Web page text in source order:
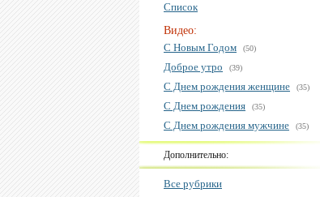
Список
Видео:
С Новым Годом
(50)
Доброе утро (39)
С Днем рождения женщине (35)
С Днем рождения (35)
С Днем рождения мужчине (35)
Дополнительно:
Все рубрики